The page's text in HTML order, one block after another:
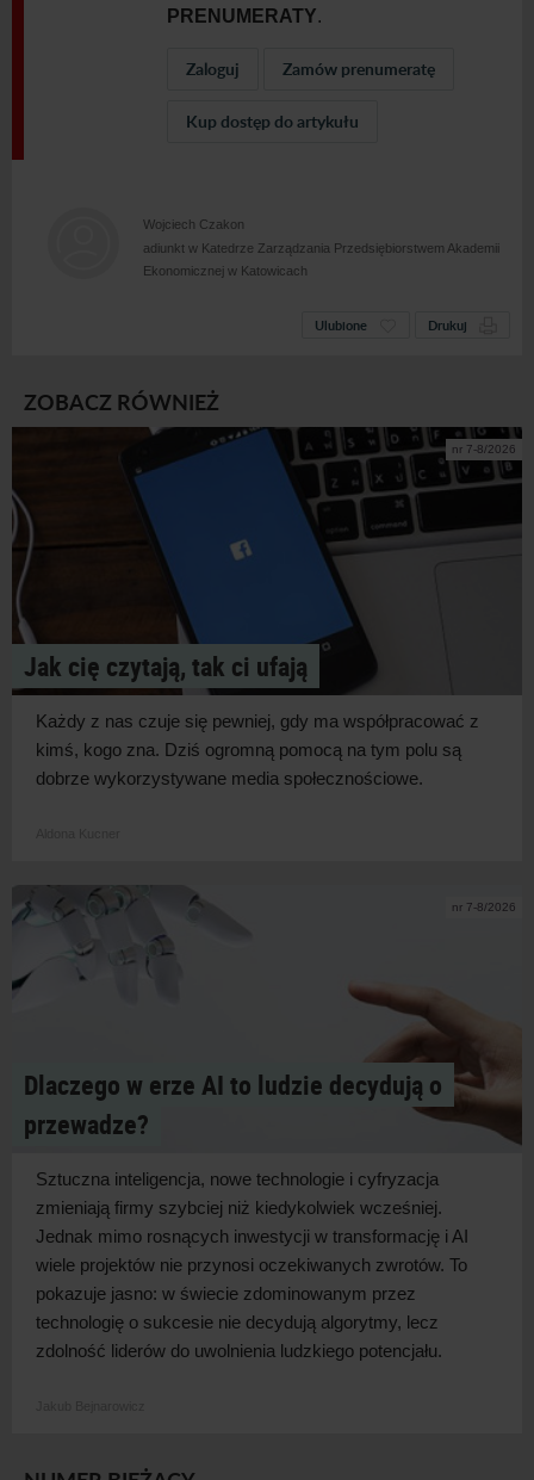
PRENUMERATY.
Zaloguj Zamów prenumeratę
Kup dostęp do artykułu
Wojciech Czakon
adiunkt w Katedrze Zarządzania Przedsiębiorstwem Akademii
Ekonomicznej w Katowicach
Ulubione Drukuj
ZOBACZ RÓWNIEŻ
nr 7-8/2026
Jak cię czytają, tak ci ufają
Każdy z nas czuje się pewniej, gdy ma współpracować z
kimś, kogo zna. Dziś ogromną pomocą na tym polu są
dobrze wykorzystywane media społecznościowe.
nr 7-8/2026
Dlaczego w erze AI to ludzie decydują o
przewadze?
Sztuczna inteligencja, nowe technologie i cyfryzacja
zmieniają firmy szybciej niż kiedykolwiek wcześniej.
Jednak mimo rosnących inwestycji w transformację i AI
wiele projektów nie przynosi oczekiwanych zwrotów. To
pokazuje jasno: w świecie zdominowanym przez
technologię o sukcesie nie decydują algorytmy, lecz
zdolność liderów do uwolnienia ludzkiego potencjału.